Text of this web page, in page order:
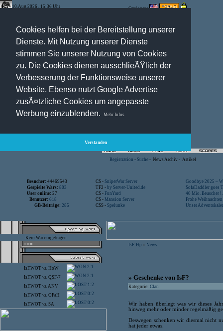
Cookies helfen bei der Bereitstellung unserer
Dienste. Mit Nutzung unserer Dienste
stimmen Sie unserer Nutzung von Cookies
zu. Die Cookies dienen ausschlieÃŸlich der
Verbesserung der Funktionsweise unserer
Website. Ebenso nutzt Google Advertise
zusÃ¤tzliche Cookies um angepasste
Werbung einzublenden.
Mehr Infos
Verstanden
10.Aug.2026 , 15:36 Uhr Optionen:
Registration - Suche - News Archiv - Artikel
Besucher: 44469543 CS - SniperWar Server
Goodbye 2025 –
Gespielte Wars: 803 TF2 - by Server-United.de
SofaDaddler goes
User online: 27 CS - FunYard
40 Mio. Beuscher
Benutzer: 618 CS - Mansion Server
Frohe
GB-Beiträge: 285 CSS - Spelunke Unser
Kein War eingetragen
IsF.WOT vs. HoW 2:1
IsF.WOT vs. QSF-7 2:1
IsF.WOT vs.ANV 1:2
IsF.WOT vs. OFaH 0:2
IsF.WOT vs. SA 0:2
IsF-Hp > News
» Geschenke von IsF?
Kategorie: Clan
Wir haben überlegt was wir dieses
hinweg mehr oder minder regelmäßig
Deswegen schenken wir diesmal nicht
hat jeder etwas.